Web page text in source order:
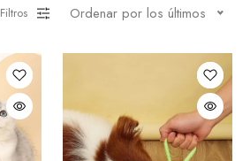
Filtros Ordenar por los últimos